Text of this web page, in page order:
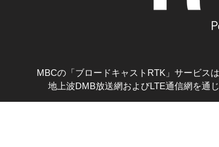
MBCの「ブロードキャストRTK」サービス
地上波DMB放送網およびLTE通信網を通